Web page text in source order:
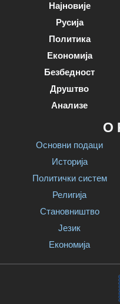
Најновије
Русија
Политика
Економија
Безбедност
Друштво
Анализе
О
Основни подаци
Историја
Политички систем
Религија
Становништво
Језик
Економија